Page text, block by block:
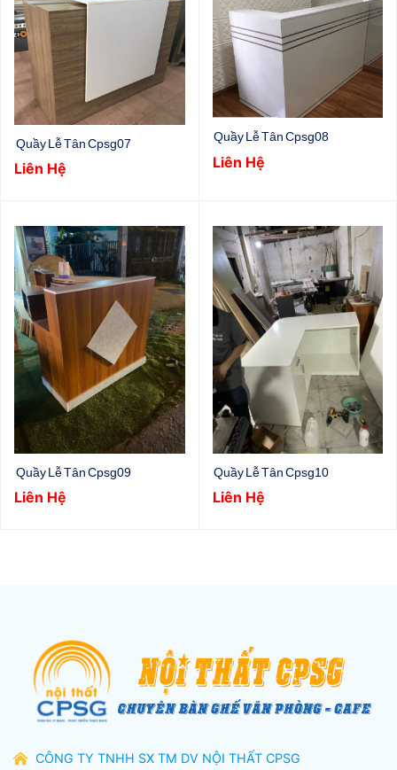
Quầy Lễ Tân Cpsg07
Liên Hệ
Quầy Lễ Tân Cpsg08
Liên Hệ
Quầy Lễ Tân Cpsg09
Liên Hệ
Quầy Lễ Tân Cpsg10
Liên Hệ
CÔNG TY TNHH SX TM DV NỘI THẤT CPSG